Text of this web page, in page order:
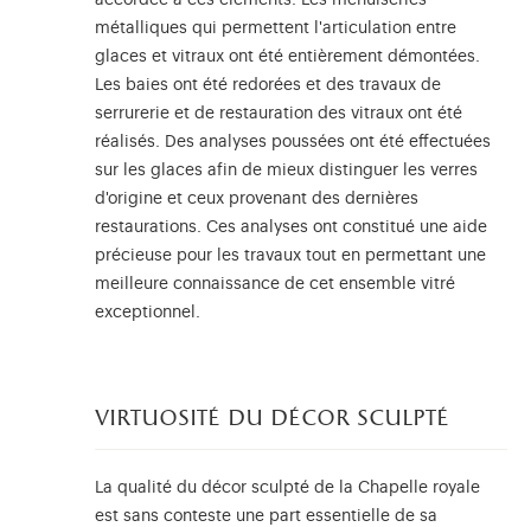
métalliques qui permettent l'articulation entre
glaces et vitraux ont été entièrement démontées.
Les baies ont été redorées et des travaux de
serrurerie et de restauration des vitraux ont été
réalisés. Des analyses poussées ont été effectuées
sur les glaces afin de mieux distinguer les verres
d'origine et ceux provenant des dernières
restaurations. Ces analyses ont constitué une aide
précieuse pour les travaux tout en permettant une
meilleure connaissance de cet ensemble vitré
exceptionnel.
virtuosité du décor sculpté
La qualité du décor sculpté de la Chapelle royale
est sans conteste une part essentielle de sa